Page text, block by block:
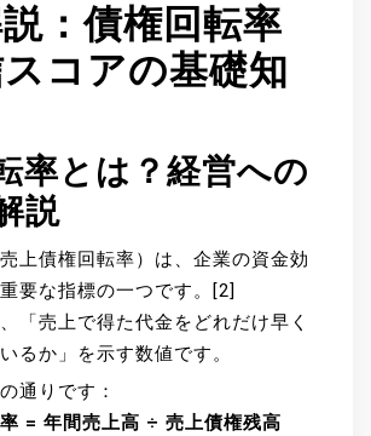
：債権回転率
コアの基礎知
率とは？経営への
説
上債権回転率）は、企業の資金効
要な指標の一つです。[2]
「売上で得た代金をどれだけ早く
るか」を示す数値です。
通りです：
= 年間売上高 ÷ 売上債権残高